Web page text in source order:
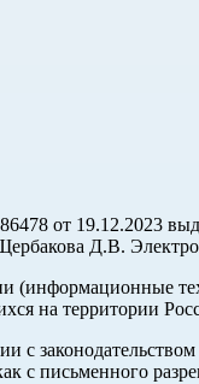
от 19.12.2023
Д.В.
на территории
с
с письменного